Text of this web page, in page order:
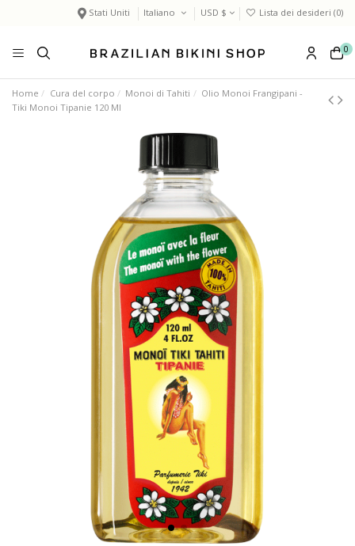
Stati Uniti Italiano USD $ Lista dei desideri (0)
0
Home Cura del corpo Monoi di Tahiti
Olio Monoi Frangipani -
Tiki Monoi Tipanie 120 Ml